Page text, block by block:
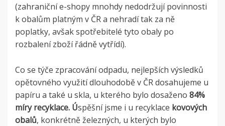
(zahraniční e-shopy mnohdy nedodržují povinnosti
k obalům platným v ČR a nehradí tak za ně
poplatky, avšak spotřebitelé tyto obaly po
rozbalení zboží řádně vytřídí).
Co se týče zpracování odpadu, nejlepších výsledků
opětovného využití dlouhodobě v ČR dosahujeme u
papíru a také u skla, u kterého bylo dosaženo 84%
míry recyklace. Úspěšní jsme i u recyklace kovových
obalů, konkrétně železných, u kterých bylo